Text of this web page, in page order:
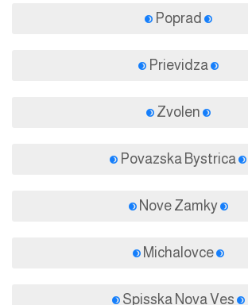
Prievidza
Nove Zamky
Michalovce